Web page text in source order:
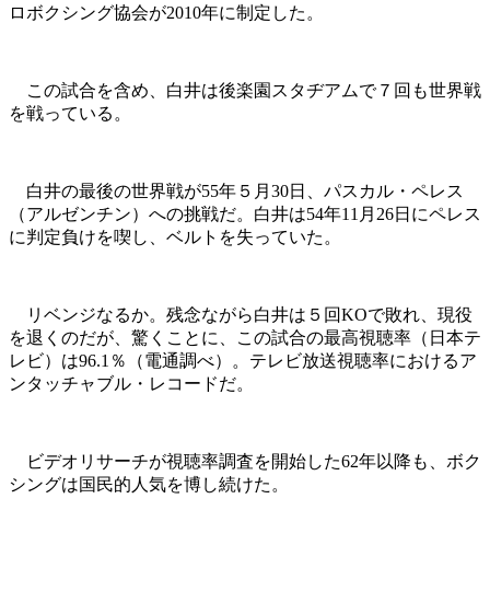
ロボクシング協会が2010年に制定した。
この試合を含め、白井は後楽園スタヂアムで７回も世界戦
を戦っている。
白井の最後の世界戦が55年５月30日、パスカル・ペレス
（アルゼンチン）への挑戦だ。白井は54年11月26日にペレス
に判定負けを喫し、ベルトを失っていた。
リベンジなるか。残念ながら白井は５回KOで敗れ、現役
を退くのだが、驚くことに、この試合の最高視聴率（日本テ
レビ）は96.1％（電通調べ）。テレビ放送視聴率におけるア
ンタッチャブル・レコードだ。
ビデオリサーチが視聴率調査を開始した62年以降も、ボク
シングは国民的人気を博し続けた。